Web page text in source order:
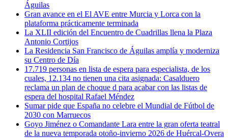
Águilas
Gran avance en el El AVE entre Murcia y Lorca con la
plataforma prácticamente terminada
La XLII edición del Encuentro de Cuadrillas llena la Plaza
Antonio Cortijos
La Residencia San Francisco de Águilas amplía y moderniza
su Centro de Día
17.719 personas en lista de espera para especialista, de los
cuales, 12.134 no tienen una cita asignada: Casalduero
reclama un plan de choque d para acabar con las listas de
espera del hospital Rafael Méndez
Sumar pide que España no celebre el Mundial de Fútbol de
2030 con Marruecos
Goyo Jiménez o Comandante Lara entre la gran oferta teatral
de la nueva temporada otoño-invierno 2026 de Huércal-Overa